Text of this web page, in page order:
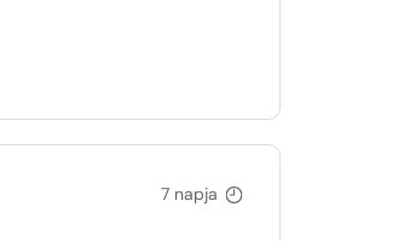
7 napja